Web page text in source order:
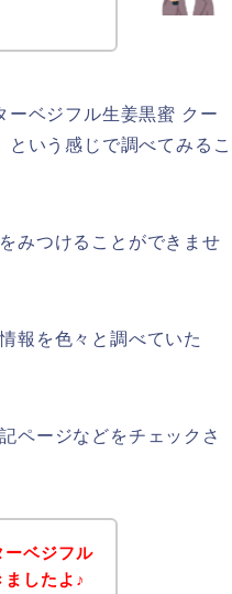
ーベジフル生姜黒蜜 クー
いう感じで調べてみるこ
みつけることができませ
報を色々と調べていた
ページなどをチェックさ
ーベジフル
したよ♪